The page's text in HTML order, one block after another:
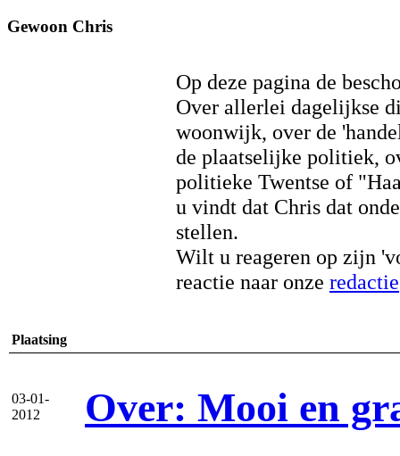
Gewoon Chris
Op deze pagina de
Over allerlei dagelijkse
woonwijk, over de
de plaatselijke politiek,
politieke Twentse of
u vindt dat Chris dat
stellen.
Wilt u reageren op zijn
reactie naar onze redactie
Plaatsing
03-01-
2012
Over: Mooi en